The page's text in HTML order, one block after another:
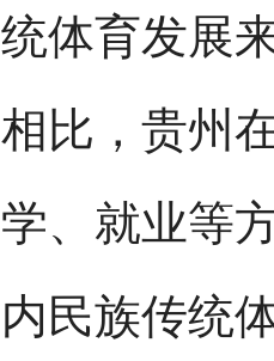
统体育发展
相比，贵州
学、就业等
内民族传统